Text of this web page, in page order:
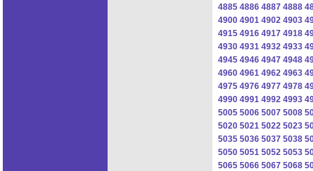
4885 4886 4887 4888
4900 4901 4902 4903
4915 4916 4917 4918
4930 4931 4932 4933
4945 4946 4947 4948
4960 4961 4962 4963
4975 4976 4977 4978
4990 4991 4992 4993
5005 5006 5007 5008
5020 5021 5022 5023
5035 5036 5037 5038
5050 5051 5052 5053
5065 5066 5067 5068